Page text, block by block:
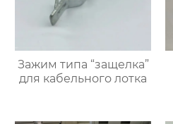
Зажим типа “защелка”
для кабельного лотка